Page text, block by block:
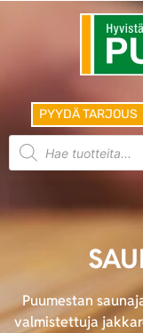
PYYDÄ TARJOUS
Puumestan
valmistettuja